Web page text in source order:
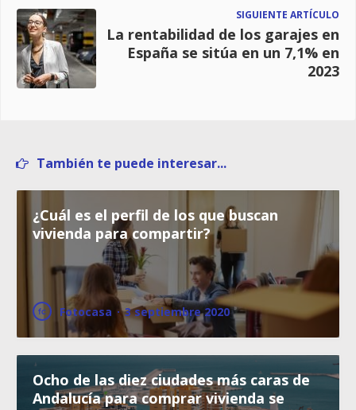
SIGUIENTE ARTÍCULO
La rentabilidad de los garajes en
España se sitúa en un 7,1% en
2023
También te puede interesar...
¿Cuál es el perfil de los que buscan
vivienda para compartir?
Fotocasa · 3 septiembre 2020
Ocho de las diez ciudades más caras de
Andalucía para comprar vivienda se